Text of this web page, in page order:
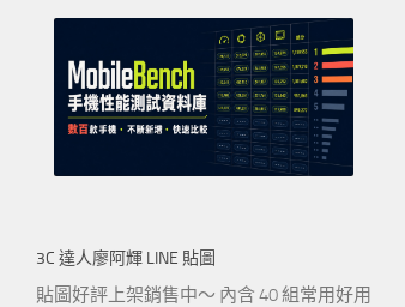
3C 達人廖阿輝 LINE 貼圖
貼圖好評上架銷售中～ 內含 40 組常用好用